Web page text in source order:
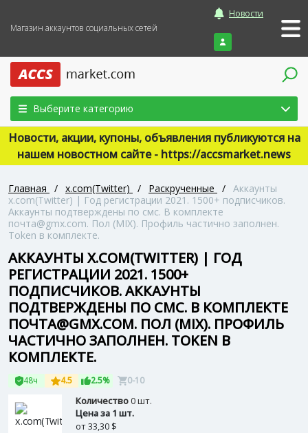
Магазин аккаунтов социальных сетей
Новости
Войти
Выберите категорию
Новости, акции, купоны, объявления публикуются на
нашем новостном сайте - https://accsmarket.news
Главная / x.com(Twitter) / Раскрученные / Аккаунты
x.com(Twitter) | Год регистрации 2021. 1500+ подписчиков.
Аккаунты подтверждены по смс. В комплекте
почта@gmx.com. Пол (MIX). Профиль частично заполнен.
Token в комплекте.
АККАУНТЫ X.COM(TWITTER) | ГОД
РЕГИСТРАЦИИ 2021. 1500+
ПОДПИСЧИКОВ. АККАУНТЫ
ПОДТВЕРЖДЕНЫ ПО СМС. В КОМПЛЕКТЕ
ПОЧТА@GMX.COM. ПОЛ (MIX). ПРОФИЛЬ
ЧАСТИЧНО ЗАПОЛНЕН. TOKEN В
КОМПЛЕКТЕ.
48ч 4.5 2.5% 0-10
Количество0 шт.
Цена за 1 шт.
от33,30 $